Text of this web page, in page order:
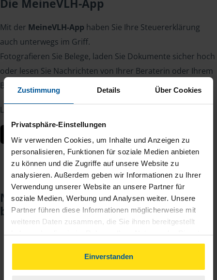
Zustimmung Details Über Cookies
Privatsphäre-Einstellungen
Wir verwenden Cookies, um Inhalte und Anzeigen zu
personalisieren, Funktionen für soziale Medien anbieten
zu können und die Zugriffe auf unsere Website zu
analysieren. Außerdem geben wir Informationen zu Ihrer
Verwendung unserer Website an unsere Partner für
soziale Medien, Werbung und Analysen weiter. Unsere
Partner führen diese Informationen möglicherweise mit
weiteren Daten zusammen, die Sie ihnen bereitgestellt
haben oder die sie im Rahmen Ihrer Nutzung der Dienste
gesammelt haben. Indem Sie auf Einverstanden klicken,
können Sie der Verwendung von Cookies, gemäß
unserer➔ Datenschutzrichtliniezustimmen.
Einverstanden
Die MeineVLH-App
Mit der MeineVLH-App haben Sie Ihre Steuererklärung
auch unterwegs im Griff.
Fotografieren Sie Belege, laden Sie Dokumente sicher hoch
oder lesen Sie Nachrichten von Ihrer Beraterin oder Ihrem
Berater – jederzeit und von überall.
Laden Sie die App kostenlos herunter:
Noch keinen Zugang? So einfach
beantragen Sie ihn.